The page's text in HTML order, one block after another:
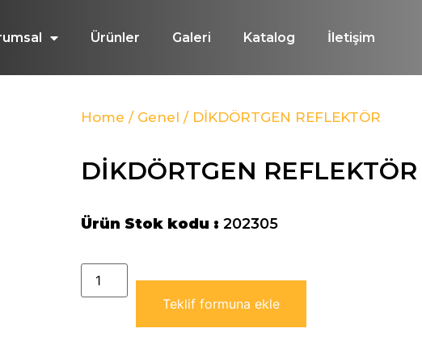
Ürünler Galeri Katalog İletişim
Home / Genel / DİKDÖRTGEN REFLEKTÖR
DİKDÖRTGEN REFLEKTÖR
Ürün Stok kodu : 202305
Teklif formuna ekle